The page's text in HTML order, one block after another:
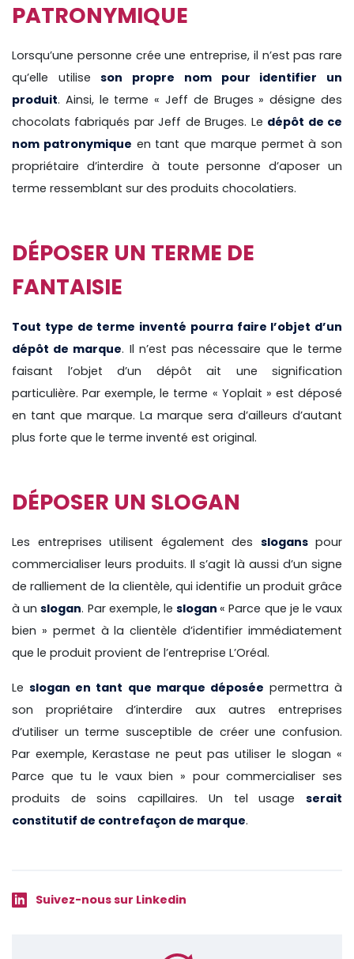
PATRONYMIQUE
Lorsqu’une personne crée une entreprise, il n’est pas rare
qu’elle utiliseson propre nom pour identifier un
produit. Ainsi, le terme « Jeff de Bruges » désigne des
chocolats fabriqués par Jeff de Bruges. Le dépôt de ce
nom patronymique en tant que marque permet à son
propriétaire d’interdire à toute personne d’aposer un
terme ressemblant sur des produits chocolatiers.
DÉPOSER UN TERME DE
FANTAISIE
Tout type de terme inventé pourra faire l’objet d’un
dépôt de marque. Il n’est pas nécessaire que le terme
faisant l’objet d’un dépôt ait une signification
particulière. Par exemple, le terme « Yoplait » est déposé
en tant que marque. La marque sera d’ailleurs d’autant
plus forte que le terme inventé est original.
DÉPOSER UN SLOGAN
Les entreprises utilisent également des sloganspour
commercialiser leurs produits. Il s’agit là aussi d’un signe
de ralliement de la clientèle, qui identifie un produit grâce
à unslogan. Par exemple, leslogan« Parce que je le vaux
bien » permet à la clientèle d’identifier immédiatement
que le produit provient de l’entreprise L’Oréal.
Leslogan en tant que marque déposée permettra à
son propriétaire d’interdire aux autres entreprises
d’utiliser un terme susceptible de créer une confusion.
Par exemple, Kerastase ne peut pas utiliser le slogan «
Parce que tu le vaux bien » pour commercialiser ses
produits de soins capillaires. Un tel usage serait
constitutif de contrefaçon de marque.
Suivez-nous sur Linkedin